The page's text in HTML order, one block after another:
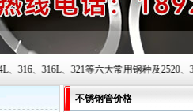
、316L、321等六大常用钢种及2520、
不锈钢管价格